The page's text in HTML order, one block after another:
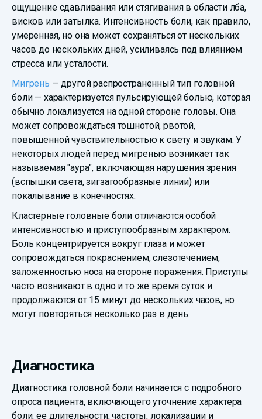
ощущение сдавливания или стягивания в области лба,
висков или затылка. Интенсивность боли, как правило,
умеренная, но она может сохраняться от нескольких
часов до нескольких дней, усиливаясь под влиянием
стресса или усталости.
Мигрень — другой распространенный тип головной
боли — характеризуется пульсирующей болью, которая
обычно локализуется на одной стороне головы. Она
может сопровождаться тошнотой, рвотой,
повышенной чувствительностью к свету и звукам. У
некоторых людей перед мигренью возникает так
называемая "аура", включающая нарушения зрения
(вспышки света, зигзагообразные линии) или
покалывание в конечностях.
Кластерные головные боли отличаются особой
интенсивностью и приступообразным характером.
Боль концентрируется вокруг глаза и может
сопровождаться покраснением, слезотечением,
заложенностью носа на стороне поражения. Приступы
часто возникают в одно и то же время суток и
продолжаются от 15 минут до нескольких часов, но
могут повторяться несколько раз в день.
Диагностика
Диагностика головной боли начинается с подробного
опроса пациента, включающего уточнение характера
боли, ее длительности, частоты, локализации и